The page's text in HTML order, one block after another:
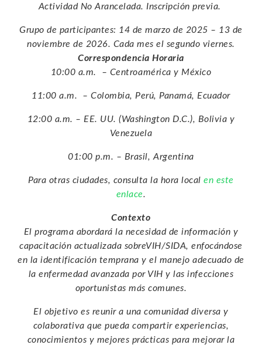
Actividad No Arancelada. Inscripción previa.
Grupo de participantes: 14 de marzo de 2025 – 13 de
noviembre de 2026. Cada mes el segundo viernes.
Correspondencia Horaria
10:00 a.m. – Centroamérica y México
11:00 a.m. – Colombia, Perú, Panamá, Ecuador
12:00 a.m. – EE. UU. (Washington D.C.), Bolivia y
Venezuela
01:00 p.m. – Brasil, Argentina
Para otras ciudades, consulta la hora localen este
enlace.
Contexto
El programa abordará la necesidad de información y
capacitación actualizada sobreVIH/SIDA, enfocándose
en la identificación temprana y el manejo adecuado de
la enfermedad avanzada por VIH y las infecciones
oportunistas más comunes.
El objetivo es reunir a una comunidad diversa y
colaborativa que pueda compartir experiencias,
conocimientos y mejores prácticas para mejorar la